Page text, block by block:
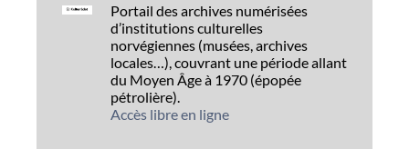
Portail des archives numérisées
d’institutions culturelles
norvégiennes (musées, archives
locales…), couvrant une période allant
du Moyen Âge à 1970 (épopée
pétrolière).
Accès libre en ligne